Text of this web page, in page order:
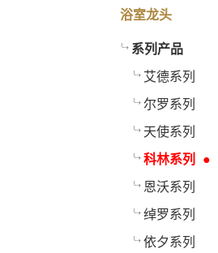
浴室龙头
系列产品
艾德系列
尔罗系列
天使系列
科林系列
恩沃系列
绰罗系列
依夕系列